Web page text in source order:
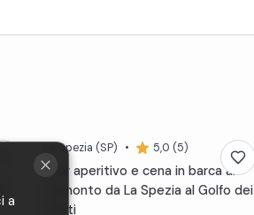
La Spezia (SP) • 5,0 (5)
Tour aperitivo e cena in barca al
tramonto da La Spezia al Golfo dei
Poeti
a